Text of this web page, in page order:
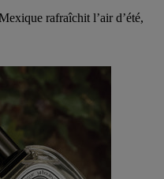
rafraîchit l’air d’été,